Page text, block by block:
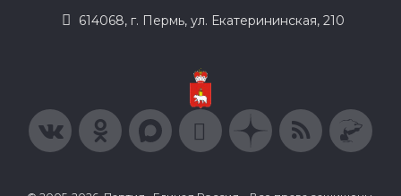
614068, г. Пермь, ул. Екатерининская, 210